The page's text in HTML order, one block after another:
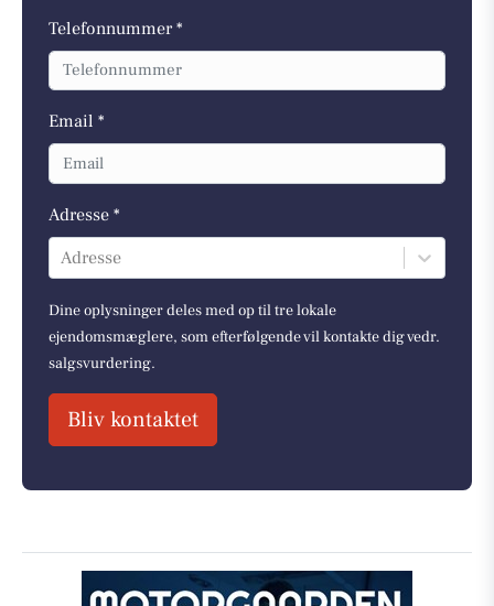
Telefonnummer *
Email *
Adresse *
Adresse
Dine oplysninger deles med op til tre lokale
ejendomsmæglere, som efterfølgende vil kontakte dig vedr.
salgsvurdering.
Bliv kontaktet